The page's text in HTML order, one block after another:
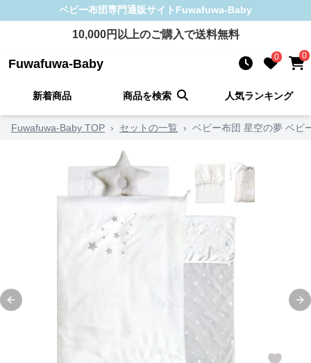
ベビー布団専門通販サイト Fuwafuwa-Baby
10,000円以上のご購入で送料無料
Fuwafuwa-Baby 0 0
新着商品 商品を検索 人気ランキング
Fuwafuwa-Baby TOP › セットの一覧 › ベビー布団 星空の夢 ベビ
Previous slide